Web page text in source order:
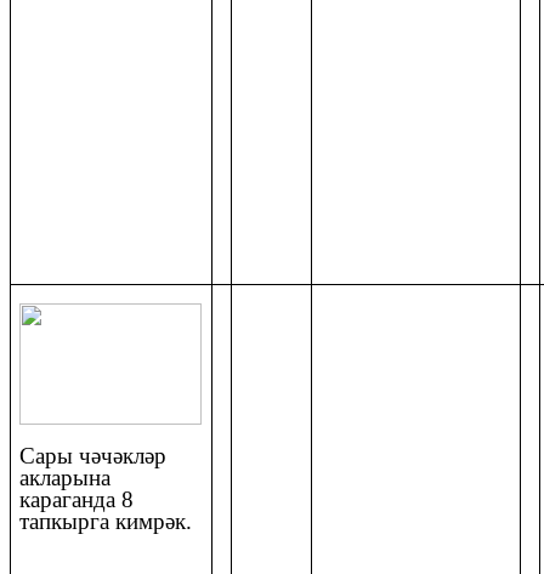
Сары чәчәкләр
акларына
караганда 8
тапкырга кимрәк.